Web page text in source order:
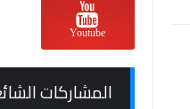
Youtube
المشاركات